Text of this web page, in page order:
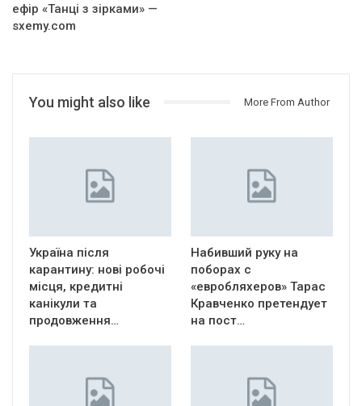
ефір «Танці з зірками» —
sxemy.com
You might also like More From Author
Україна після
карантину: нові робочі
місця, кредитні
канікули та
продовження…
Набивший руку на
поборах с
«евробляхеров» Тарас
Кравченко претендует
на пост…